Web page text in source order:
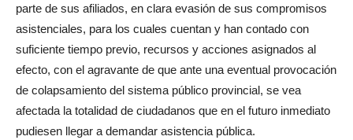
parte de sus afiliados, en clara evasión de sus compromisos
asistenciales, para los cuales cuentan y han contado con
suficiente tiempo previo, recursos y acciones asignados al
efecto, con el agravante de que ante una eventual provocación
de colapsamiento del sistema público provincial, se vea
afectada la totalidad de ciudadanos que en el futuro inmediato
pudiesen llegar a demandar asistencia pública.